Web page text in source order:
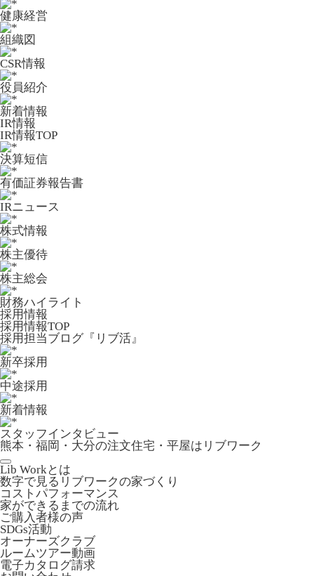
健康経営
組織図
CSR情報
役員紹介
新着情報
IR情報
IR情報TOP
決算短信
有価証券報告書
IRニュース
株式情報
株主優待
株主総会
財務ハイライト
採用情報
採用情報TOP
採用担当ブログ『リブ活』
新卒採用
中途採用
新着情報
スタッフインタビュー
熊本・福岡・大分の注文住宅・平屋はリブワーク
Lib Workとは
数字で見るリブワークの家づくり
コストパフォーマンス
家ができるまでの流れ
ご購入者様の声
SDGs活動
オーナーズクラブ
ルームツアー動画
電子カタログ請求